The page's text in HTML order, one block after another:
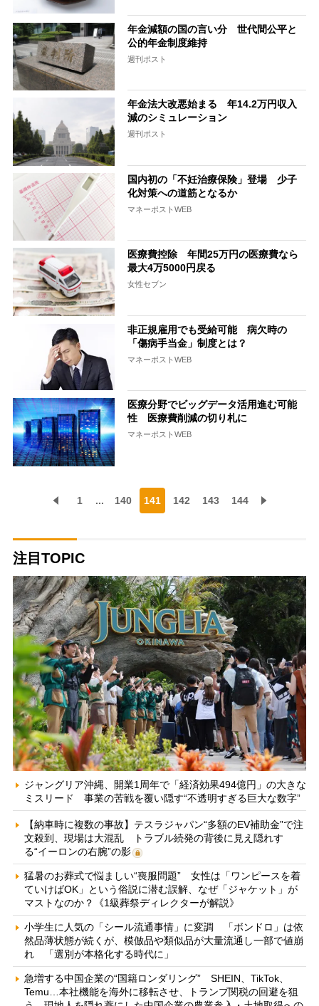
年金減額の国の言い分 世代間公平と
公的年金制度維持
週刊ポスト
年金法大改悪始まる 年14.2万円収入
減のシミュレーション
週刊ポスト
国内初の「不妊治療保険」登場 少子
化対策への道筋となるか
マネーポストWEB
医療費控除 年間25万円の医療費なら
最大4万5000円戻る
女性セブン
非正規雇用でも受給可能 病欠時の
「傷病手当金」制度とは？
マネーポストWEB
医療分野でビッグデータ活用進む可能
性 医療費削減の切り札に
マネーポストWEB
1 ... 140 141 142 143 144
注目TOPIC
ジャングリア沖縄、開業1周年で「経済効果494億円」の大きな
ミスリード 事業の苦戦を覆い隠す“不透明すぎる巨大な数字”
【納車時に複数の事故】テスラジャパン“多額のEV補助金”で注
文殺到、現場は大混乱 トラブル続発の背後に見え隠れす
る“イーロンの右腕”の影
猛暑のお葬式で悩ましい“喪服問題” 女性は「ワンピースを着
ていけばOK」という俗説に潜む誤解、なぜ「ジャケット」が
マストなのか？《1級葬祭ディレクターが解説》
小学生に人気の「シール流通事情」に変調 「ボンドロ」は依
然品薄状態が続くが、模倣品や類似品が大量流通し一部で値崩
れ 「選別が本格化する時代に」
急増する中国企業の“国籍ロンダリング” SHEIN、TikTok、
Temu…本社機能を海外に移転させ、トランプ関税の回避を狙